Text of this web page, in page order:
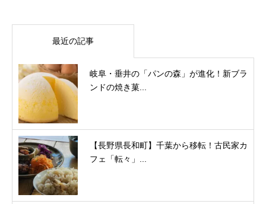
最近の記事
岐阜・垂井の「パンの森」が進化！新ブラ
ンドの焼き菓...
【長野県長和町】千葉から移転！古民家カ
フェ「転々」...